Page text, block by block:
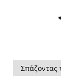
Σπάζοντας